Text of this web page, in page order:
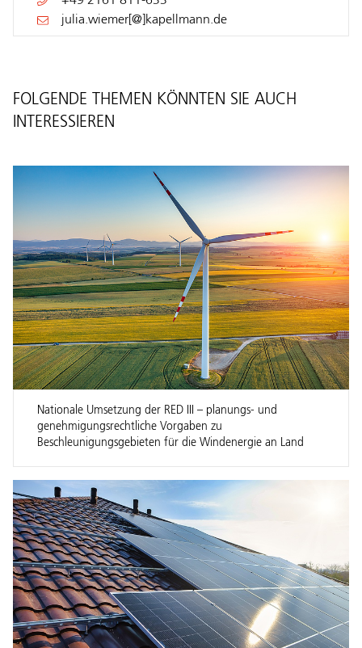
julia.wiemer[@]kapellmann.de
FOLGENDE THEMEN KÖNNTEN SIE AUCH
INTERESSIEREN
Nationale Umsetzung der RED III – planungs- und
genehmigungsrechtliche Vorgaben zu
Beschleunigungsgebieten für die Windenergie an Land